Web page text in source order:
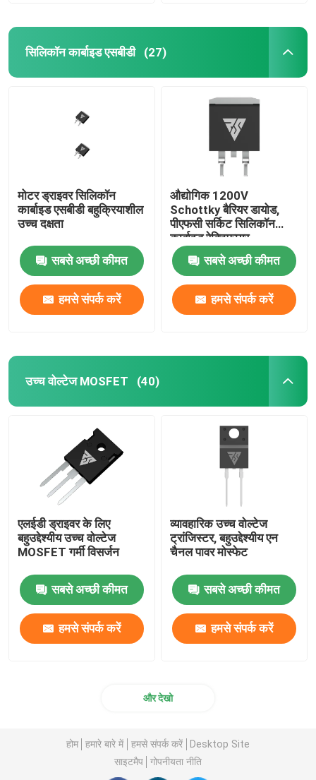
सिलिकॉन कार्बाइड एसबीडी (27)
मोटर ड्राइवर सिलिकॉन
कार्बाइड एसबीडी बहुक्रियाशील
उच्च दक्षता
सबसे अच्छी कीमत
हमसे संपर्क करें
औद्योगिक 1200V
Schottky बैरियर डायोड,
पीएफसी सर्किट सिलिकॉन
कार्बाइड रेक्टिफायर
सबसे अच्छी कीमत
हमसे संपर्क करें
उच्च वोल्टेज MOSFET (40)
एलईडी ड्राइवर के लिए
बहुउद्देश्यीय उच्च वोल्टेज
MOSFET गर्मी विसर्जन
सबसे अच्छी कीमत
हमसे संपर्क करें
व्यावहारिक उच्च वोल्टेज
ट्रांजिस्टर, बहुउद्देश्यीय एन
चैनल पावर मोस्फेट
सबसे अच्छी कीमत
हमसे संपर्क करें
और देखो
होम हमारे बारे में हमसे संपर्क करें
Desktop Site
साइटमैप
गोपनीयता नीति